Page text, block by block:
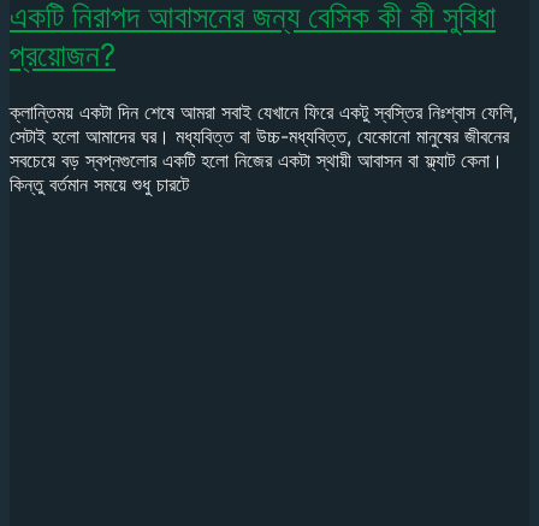
একটি নিরাপদ আবাসনের জন্য বেসিক কী কী সুবিধা
প্রয়োজন?
ক্লান্তিময় একটা দিন শেষে আমরা সবাই যেখানে ফিরে একটু স্বস্তির নিঃশ্বাস ফেলি,
সেটাই হলো আমাদের ঘর। মধ্যবিত্ত বা উচ্চ-মধ্যবিত্ত, যেকোনো মানুষের জীবনের
সবচেয়ে বড় স্বপ্নগুলোর একটি হলো নিজের একটা স্থায়ী আবাসন বা ফ্ল্যাট কেনা।
কিন্তু বর্তমান সময়ে শুধু চারটে